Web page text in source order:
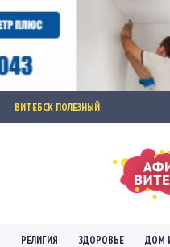
ВИТЕБСК ПОЛЕЗНЫЙ
РЕЛИГИЯ ЗДОРОВЬЕ ДОМ